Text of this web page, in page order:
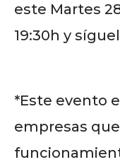
este Martes
19:30h y
*Este evento
empresas